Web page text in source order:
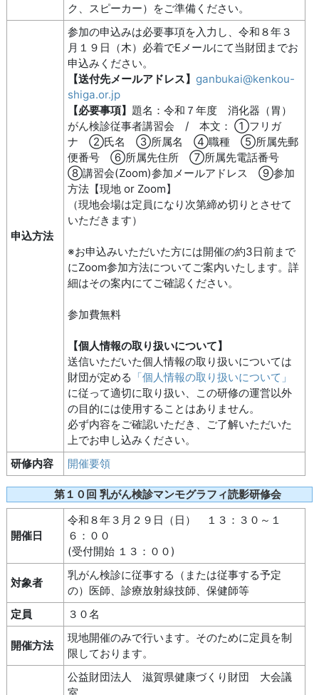
ク、スピーカー）をご準備ください。
申込方法
参加の申込みは必要事項を入力し、令和８年３
月１９日（木）必着でEメールにて当財団までお
申込みください。
【送付先メールアドレス】ganbukai@kenkou-
shiga.or.jp
【必要事項】 題名：令和７年度 消化器（胃）
がん検診従事者講習会 / 本文： ①フリガ
ナ ②氏名 ③所属名 ④職種 ⑤所属先郵
便番号 ⑥所属先住所 ⑦所属先電話番号
⑧講習会(Zoom)参加メールアドレス ⑨参加
方法【現地 or Zoom】
（現地会場は定員になり次第締め切りとさせて
いただきます）
※お申込みいただいた方には開催の約3日前まで
にZoom参加方法についてご案内いたします。詳
細はその案内にてご確認ください。
参加費無料
【個人情報の取り扱いについて】
送信いただいた個人情報の取り扱いについては
財団が定める 「個人情報の取り扱いについて」
に従って適切に取り扱い、この研修の運営以外
の目的には使用することはありません。
必ず内容をご確認いただき、ご了解いただいた
上でお申し込みください。
研修内容
開催要領
第１０回 乳がん検診マンモグラフィ読影研修会
開催日
令和８年３月２９日（日） １３：３０～１
６：００
(受付開始 １３：００)
対象者
乳がん検診に従事する（または従事する予定
の）医師、診療放射線技師、保健師等
定員
３０名
開催方法
現地開催のみで行います。そのために定員を制
限しております。
公益財団法人 滋賀県健康づくり財団 大会議
室